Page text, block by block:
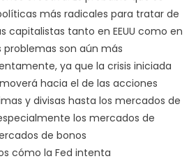
más radicales para tratar de
capitalistas tanto en EEUU como en
son aún más
ya que la crisis iniciada
hacia el de las acciones
y divisas hasta los mercados de
los mercados de
de bonos
cómo la Fed intenta